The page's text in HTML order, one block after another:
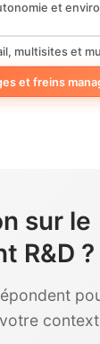
et
multisites et
et freins
sur le
R&D ?